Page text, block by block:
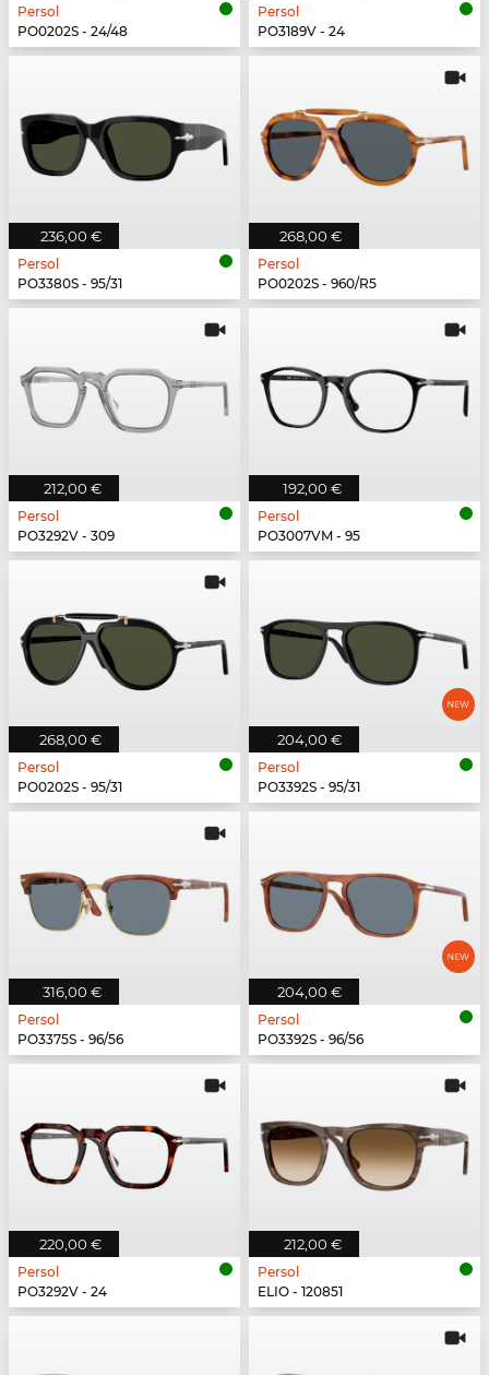
Persol
PO0202S - 24/48
Persol
PO3189V - 24
236,00 €
Persol
PO3380S - 95/31
268,00 €
Persol
PO0202S - 960/R5
212,00 €
Persol
PO3292V - 309
192,00 €
Persol
PO3007VM - 95
268,00 €
Persol
PO0202S - 95/31
204,00 €
Persol
PO3392S - 95/31
316,00 €
Persol
PO3375S - 96/56
204,00 €
Persol
PO3392S - 96/56
220,00 €
Persol
PO3292V - 24
212,00 €
Persol
ELIO - 120851